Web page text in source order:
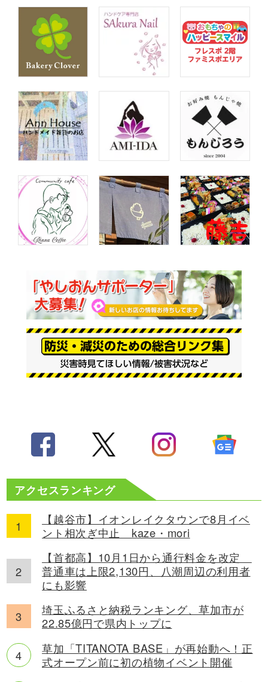
アクセスランキング
【越谷市】イオンレイクタウンで8月イベ
ント相次ぎ中止 kaze・mori
【首都高】10月1日から通行料金を改定
普通車は上限2,130円、八潮周辺の利用者
にも影響
埼玉ふるさと納税ランキング、草加市が
22.85億円で県内トップに
草加「TITANOTA BASE」が再始動へ！正
式オープン前に初の植物イベント開催